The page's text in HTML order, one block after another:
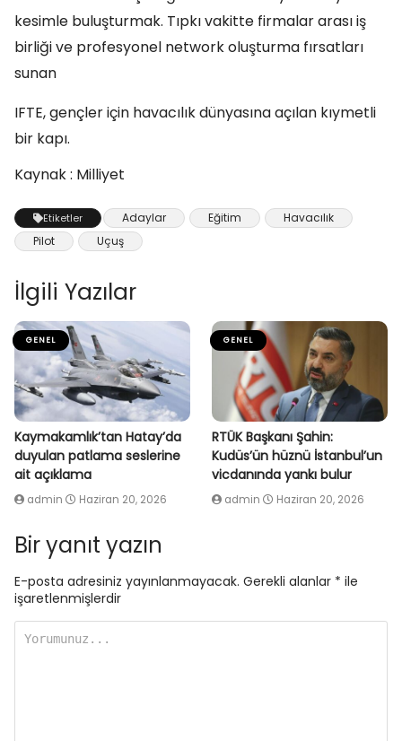
kesimle buluşturmak. Tıpkı vakitte firmalar arası iş
birliği ve profesyonel network oluşturma fırsatları
sunan
IFTE, gençler için havacılık dünyasına açılan kıymetli
bir kapı.
Kaynak : Milliyet
Etiketler Adaylar Eğitim
Havacılık
Pilot
Uçuş
İlgili Yazılar
GENEL
Kaymakamlık’tan Hatay’da
duyulan patlama seslerine
ait açıklama
admin Haziran 20, 2026
GENEL
RTÜK Başkanı Şahin:
Kudüs’ün hüznü İstanbul’un
vicdanında yankı bulur
admin Haziran 20, 2026
Bir yanıt yazın
E-posta adresiniz yayınlanmayacak. Gerekli alanlar * ile
işaretlenmişlerdir